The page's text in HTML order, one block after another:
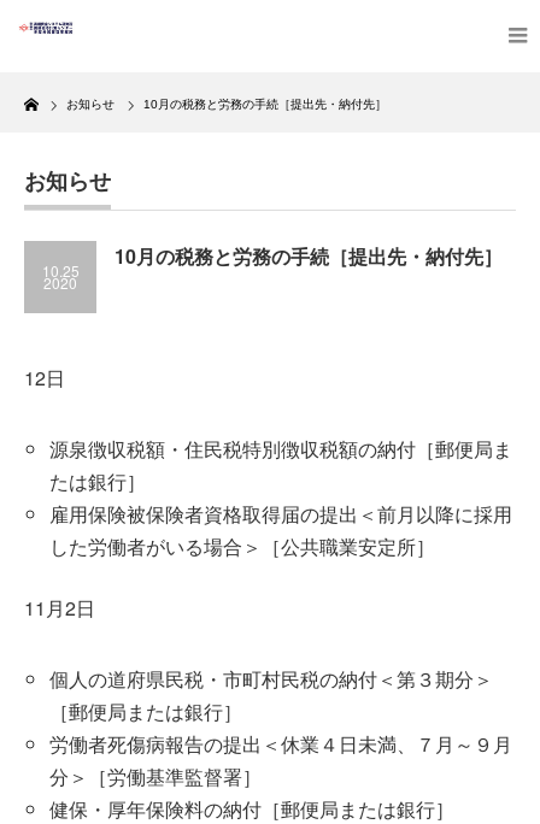
Home
お知らせ 10月の税務と労務の手続［提出先・納付先］
お知らせ
10.25
2020
10月の税務と労務の手続［提出先・納付先］
12日
源泉徴収税額・住民税特別徴収税額の納付［郵便局ま
たは銀行］
雇用保険被保険者資格取得届の提出＜前月以降に採用
した労働者がいる場合＞［公共職業安定所］
11月2日
個人の道府県民税・市町村民税の納付＜第３期分＞
［郵便局または銀行］
労働者死傷病報告の提出＜休業４日未満、７月～９月
分＞［労働基準監督署］
健保・厚年保険料の納付［郵便局または銀行］